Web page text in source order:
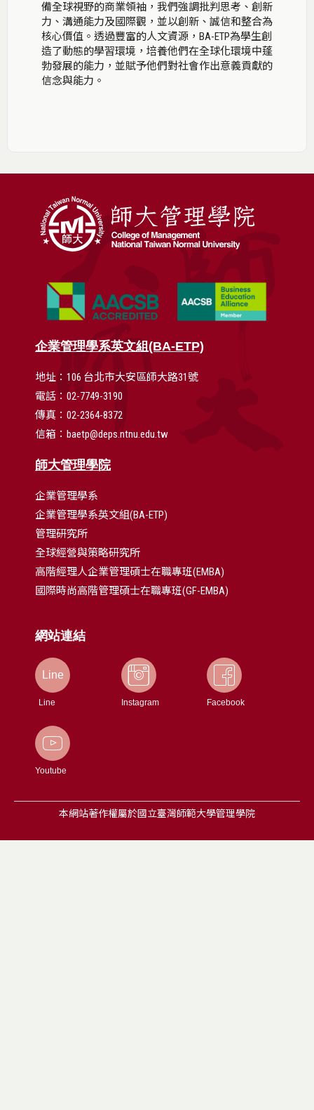
備全球視野的商業領袖，我們強調批判思考、創新
力、溝通能力及國際觀，並以創新、誠信和整合為
核心價值。透過豐富的人文資源，BA-ETP為學生創
造了動態的學習環境，培養他們在全球化環境中蓬
勃發展的能力，並賦予他們對社會作出意義貢獻的
信念與能力。
企業管理學系英文組(BA-ETP)
地址：106 台北市大安區師大路31號
電話：02-7749-3190
傳真：02-2364-8372
信箱：baetp@deps.ntnu.edu.tw
師大管理學院
企業管理學系
企業管理學系英文組(BA-ETP)
管理研究所
全球經營與策略研究所
高階經理人企業管理碩士在職專班(EMBA)
國際時尚高階管理碩士在職專班(GF-EMBA)
網站連結
Line
Line Instagram Facebook
Youtube
本網站著作權屬於國立臺灣師範大學管理學院